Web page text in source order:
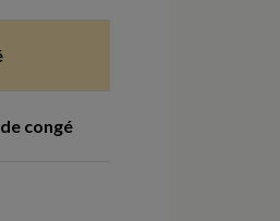
congé